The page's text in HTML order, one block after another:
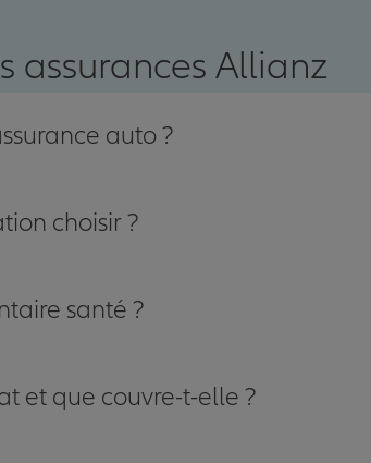
assurances Allianz
auto ?
choisir ?
santé ?
et que couvre-t-elle ?